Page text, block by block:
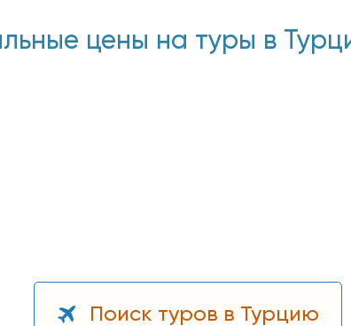
цены на туры в
Поиск туров в Турцию